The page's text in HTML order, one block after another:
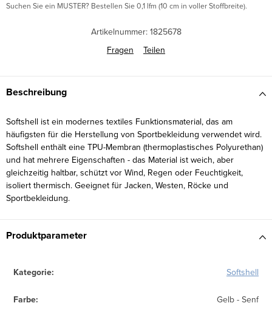
Suchen Sie ein MUSTER? Bestellen Sie 0,1 lfm (10 cm in voller Stoffbreite).
Artikelnummer: 1825678
Fragen
Teilen
Beschreibung
Softshell ist ein modernes textiles Funktionsmaterial, das am
häufigsten für die Herstellung von Sportbekleidung verwendet wird.
Softshell enthält eine TPU-Membran (thermoplastisches Polyurethan)
und hat mehrere Eigenschaften - das Material ist weich, aber
gleichzeitig haltbar, schützt vor Wind, Regen oder Feuchtigkeit,
isoliert thermisch. Geeignet für Jacken, Westen, Röcke und
Sportbekleidung.
Produktparameter
Kategorie: Softshell
Farbe: Gelb - Senf